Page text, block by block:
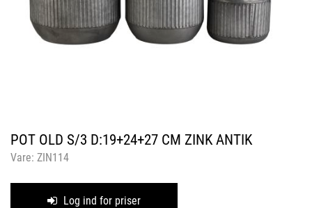
POT OLD S/3 D:19+24+27 CM ZINK ANTIK
Vare: ZIN114
Log ind for priser